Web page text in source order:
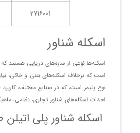
2716001
اسکله شناور
اسکله‌ها نوعی از سازه‌های دریایی هستند
نوع پلیمر است، که در صنایع مختلف،
احداث اسکله‌های شناور تجاری، نظامی،
اسکله شناور پلی اتیلن